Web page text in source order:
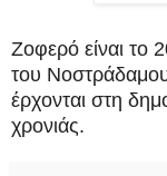
Ζοφερό είναι το
του
έρχονται στη
χρονιάς.